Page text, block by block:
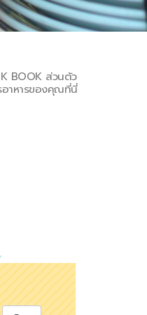
BOOK ส่วนตัว
อาหารของคุณที่นี่